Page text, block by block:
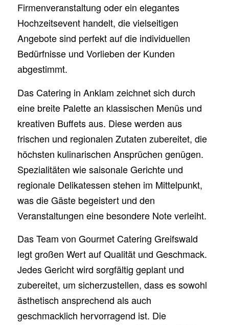
Firmenveranstaltung oder ein elegantes
Hochzeitsevent handelt, die vielseitigen
Angebote sind perfekt auf die individuellen
Bedürfnisse und Vorlieben der Kunden
abgestimmt.
Das Catering in Anklam zeichnet sich durch
eine breite Palette an klassischen Menüs und
kreativen Buffets aus. Diese werden aus
frischen und regionalen Zutaten zubereitet, die
höchsten kulinarischen Ansprüchen genügen.
Spezialitäten wie saisonale Gerichte und
regionale Delikatessen stehen im Mittelpunkt,
was die Gäste begeistert und den
Veranstaltungen eine besondere Note verleiht.
Das Team von Gourmet Catering Greifswald
legt großen Wert auf Qualität und Geschmack.
Jedes Gericht wird sorgfältig geplant und
zubereitet, um sicherzustellen, dass es sowohl
ästhetisch ansprechend als auch
geschmacklich hervorragend ist. Die